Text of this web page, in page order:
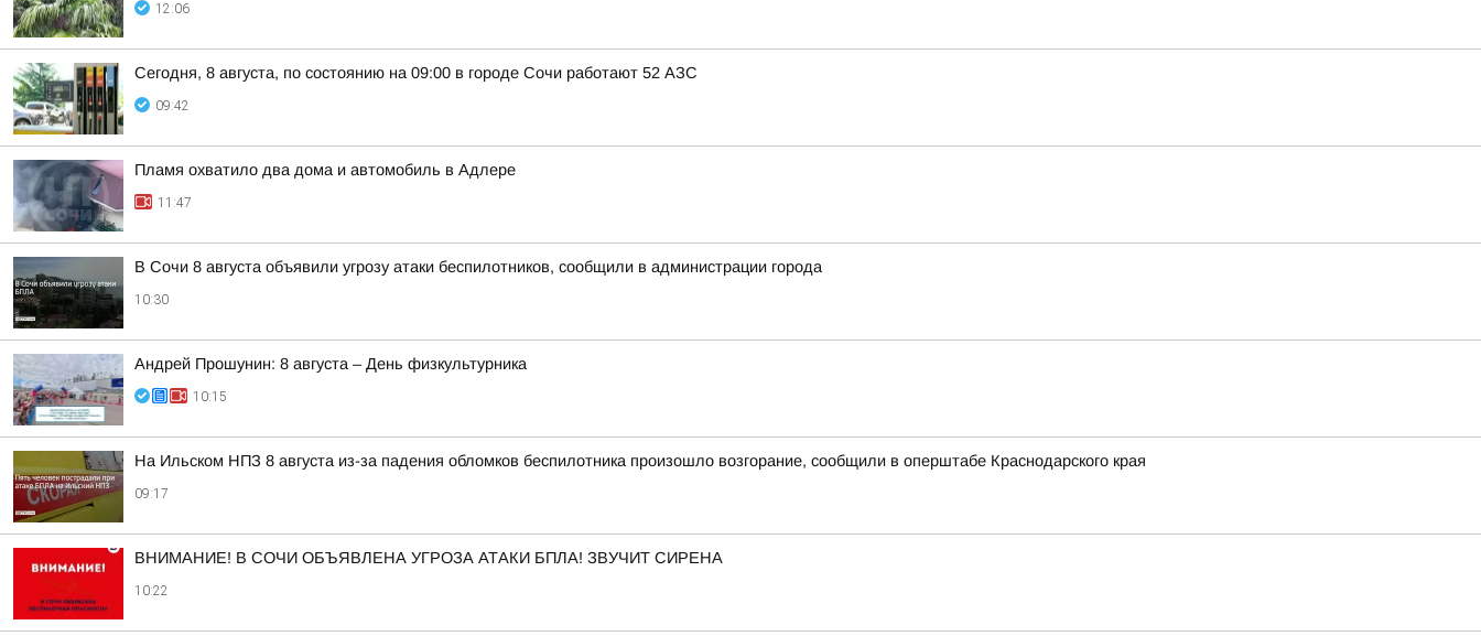
12:06
Сегодня, 8 августа, по состоянию на 09:00 в городе Сочи работают 52 АЗС
09:42
Пламя охватило два дома и автомобиль в Адлере
11:47
В Сочи 8 августа объявили угрозу атаки беспилотников, сообщили в администрации города
10:30
Андрей Прошунин: 8 августа – День физкультурника
10:15
На Ильском НПЗ 8 августа из-за падения обломков беспилотника произошло возгорание, сообщили в оперштабе Краснодарского края
09:17
ВНИМАНИЕ! В СОЧИ ОБЪЯВЛЕНА УГРОЗА АТАКИ БПЛА! ЗВУЧИТ СИРЕНА
10:22